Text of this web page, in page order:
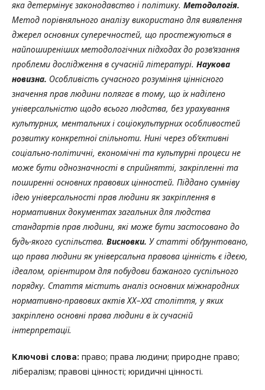
яка детермінує законодавство і політику. Методологія.
Метод порівняльного аналізу використано для виявлення
джерел основних суперечностей, що простежуються в
найпоширеніших методологічних підходах до розв’язання
проблеми дослідження в сучасній літературі. Наукова
новизна. Особливість сучасного розуміння ціннісного
значення прав людини полягає в тому, що їх наділено
універсальністю щодо всього людства, без урахування
культурних, ментальних і соціокультурних особливостей
розвитку конкретної спільноти. Нині через об’єктивні
соціально-політичні, економічні та культурні процеси не
може бути однозначності в сприйнятті, закріпленні та
поширенні основних правових цінностей. Піддано сумніву
ідею універсальності прав людини як закріплення в
нормативних документах загальних для людства
стандартів прав людини, які може бути застосовано до
будь-якого суспільства. Висновки. У статті обґрунтовано,
що права людини як універсальна правова цінність є ідеєю,
ідеалом, орієнтиром для побудови бажаного суспільного
порядку. Стаття містить аналіз основних міжнародних
нормативно-правових актів ХХ–XXIстоліття, у яких
закріплено основні права людини в їх сучасній
інтерпретації.
Ключові слова: право; права людини; природне право;
лібералізм; правові цінності; юридичні цінності.